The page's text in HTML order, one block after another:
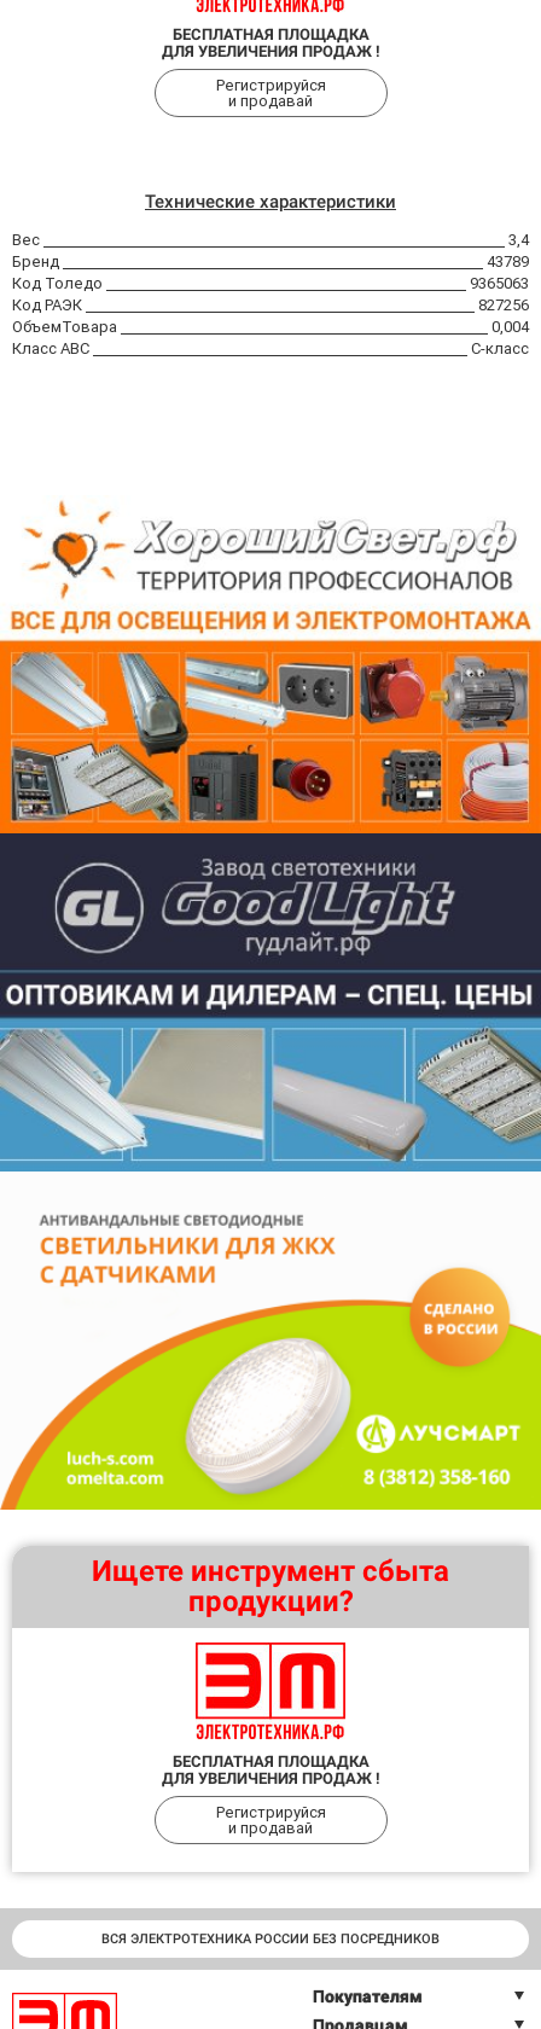
БЕСПЛАТНАЯ ПЛОЩАДКА
ДЛЯ УВЕЛИЧЕНИЯ ПРОДАЖ !
Регистрируйся
и продавай
Технические характеристики
Вес
3,4
Бренд
43789
Код Толедо
9365063
Код РАЭК
827256
ОбъемТовара
0,004
Класс АВС
C-класс
Ищете инструмент сбыта
продукции?
БЕСПЛАТНАЯ ПЛОЩАДКА
ДЛЯ УВЕЛИЧЕНИЯ ПРОДАЖ !
Регистрируйся
и продавай
ВСЯ ЭЛЕКТРОТЕХНИКА РОССИИ БЕЗ ПОСРЕДНИКОВ
Покупателям
Продавцам